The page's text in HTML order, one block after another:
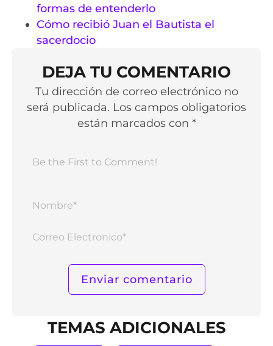
formas de entenderlo
Cómo recibió Juan el Bautista el
sacerdocio
DEJA TU COMENTARIO
Tu dirección de correo electrónico no
será publicada. Los campos obligatorios
están marcados con *
TEMAS ADICIONALES